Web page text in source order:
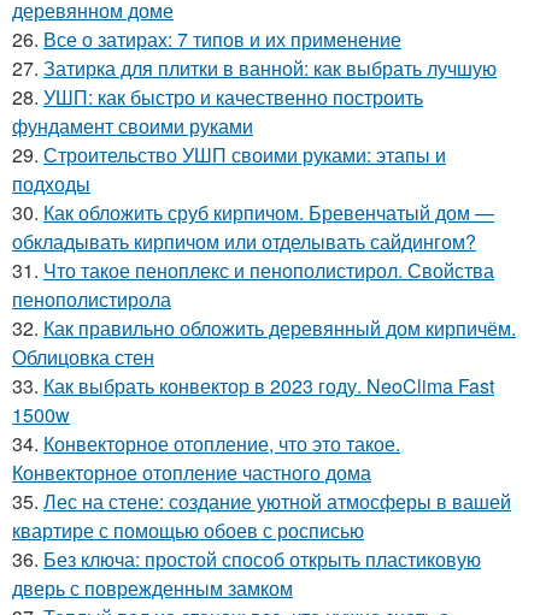
деревянном доме
26. Все о затирах: 7 типов и их применение
27. Затирка для плитки в ванной: как выбрать лучшую
28. УШП: как быстро и качественно построить
фундамент своими руками
29. Строительство УШП своими руками: этапы и
подходы
30. Как обложить сруб кирпичом. Бревенчатый дом —
обкладывать кирпичом или отделывать сайдингом?
31. Что такое пеноплекс и пенополистирол. Свойства
пенополистирола
32. Как правильно обложить деревянный дом кирпичём.
Облицовка стен
33. Как выбрать конвектор в 2023 году. NeoClima Fast
1500w
34. Конвекторное отопление, что это такое.
Конвекторное отопление частного дома
35. Лес на стене: создание уютной атмосферы в вашей
квартире с помощью обоев с росписью
36. Без ключа: простой способ открыть пластиковую
дверь с поврежденным замком